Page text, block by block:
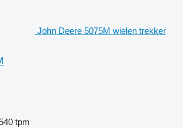
John Deere 5075M wielen trekker
tpm